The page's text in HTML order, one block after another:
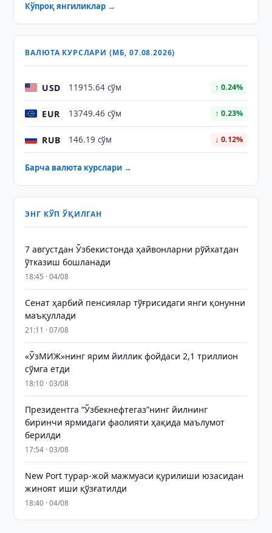
Кўпроқ янгиликлар →
ВАЛЮТА КУРСЛАРИ (МБ, 07.08.2026)
USD 11915.64 сўм ↑ 0.24%
EUR 13749.46 сўм ↑ 0.23%
RUB 146.19 сўм ↓ 0.12%
Барча валюта курслари →
ЭНГ КЎП ЎҚИЛГАН
7 августдан Ўзбекистонда ҳайвонларни рўйхатдан
ўтказиш бошланади
18:45 · 04/08
Сенат ҳарбий пенсиялар тўғрисидаги янги қонунни
маъқуллади
21:11 · 07/08
«ЎзМИЖ»нинг ярим йиллик фойдаси 2,1 триллион
сўмга етди
18:10 · 03/08
Президентга “Ўзбекнефтегаз”нинг йилнинг
биринчи ярмидаги фаолияти ҳақида маълумот
берилди
17:54 · 03/08
New Port турар-жой мажмуаси қурилиши юзасидан
жиноят иши қўзғатилди
18:40 · 04/08